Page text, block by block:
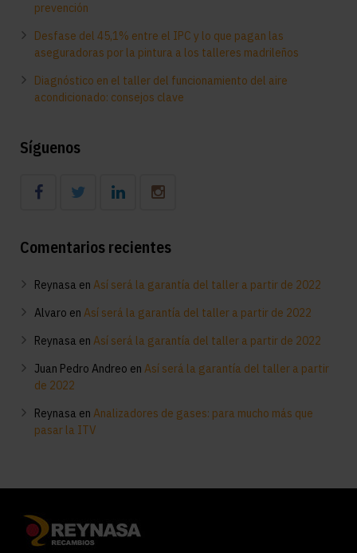
prevención
Desfase del 45,1% entre el IPC y lo que pagan las
aseguradoras por la pintura a los talleres madrileños
Diagnóstico en el taller del funcionamiento del aire
acondicionado: consejos clave
Síguenos
Comentarios recientes
Reynasa en Así será la garantía del taller a partir de 2022
Alvaro en Así será la garantía del taller a partir de 2022
Reynasa en Así será la garantía del taller a partir de 2022
Juan Pedro Andreo en Así será la garantía del taller a partir
de 2022
Reynasa en Analizadores de gases: para mucho más que
pasar la ITV